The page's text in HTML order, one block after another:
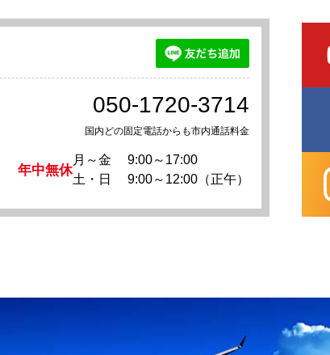
050-1720-3714
国内どの固定電話からも市内通話料金
年中無休
月～金
9:00～17:00
土・日
9:00～12:00（正午）